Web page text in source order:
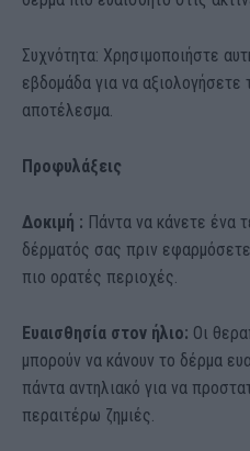
Συχνότητα: Χρησιμοποιήστε
εβδομάδα για να
αποτέλεσμα.
Προφυλάξεις
Δοκιμή : Πάντα να κάνετε ένα
δέρματός σας πριν
πιο ορατές περιοχές.
Ευαισθησία στον ήλιο: Οι
μπορούν να κάνουν το δέρμα
πάντα αντηλιακό για να
περαιτέρω ζημιές.